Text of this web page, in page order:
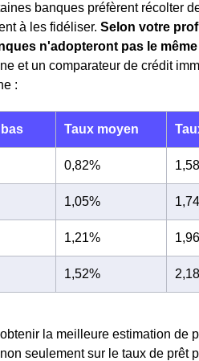
banques préfèrent récolter
à les fidéliser. Selon votre
n'adopteront pas le
et un comparateur de crédit
:
Taux moyen
0,82%
1,05%
1,21%
1,52%
la meilleure estimation de
seulement sur le taux de prêt